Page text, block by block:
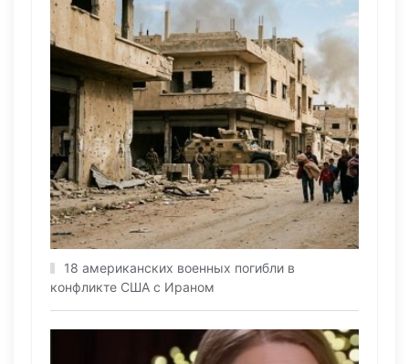
18 американских военных погибли в
конфликте США с Ираном